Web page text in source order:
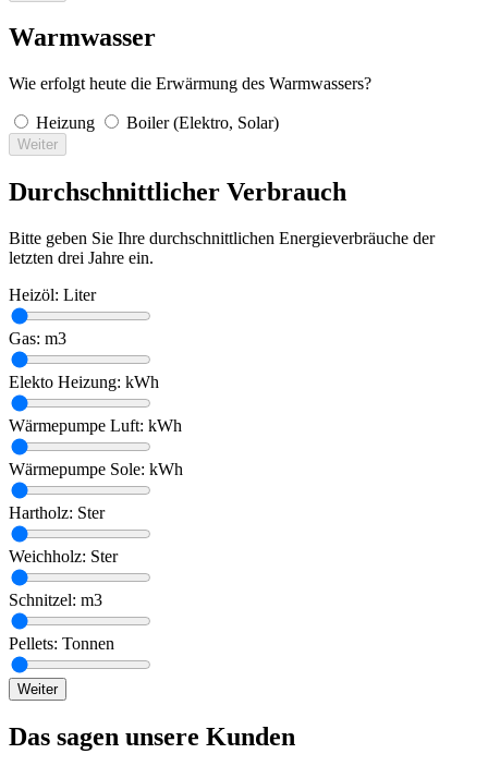
Warmwasser
Wie erfolgt heute die Erwärmung des Warmwassers?
Heizung Boiler (Elektro, Solar)
Weiter
Durchschnittlicher Verbrauch
Bitte geben Sie Ihre durchschnittlichen Energieverbräuche der
letzten drei Jahre ein.
Heizöl: Liter
Gas: m3
Elekto Heizung: kWh
Wärmepumpe Luft: kWh
Wärmepumpe Sole: kWh
Hartholz: Ster
Weichholz: Ster
Schnitzel: m3
Pellets: Tonnen
Weiter
Das sagen unsere Kunden